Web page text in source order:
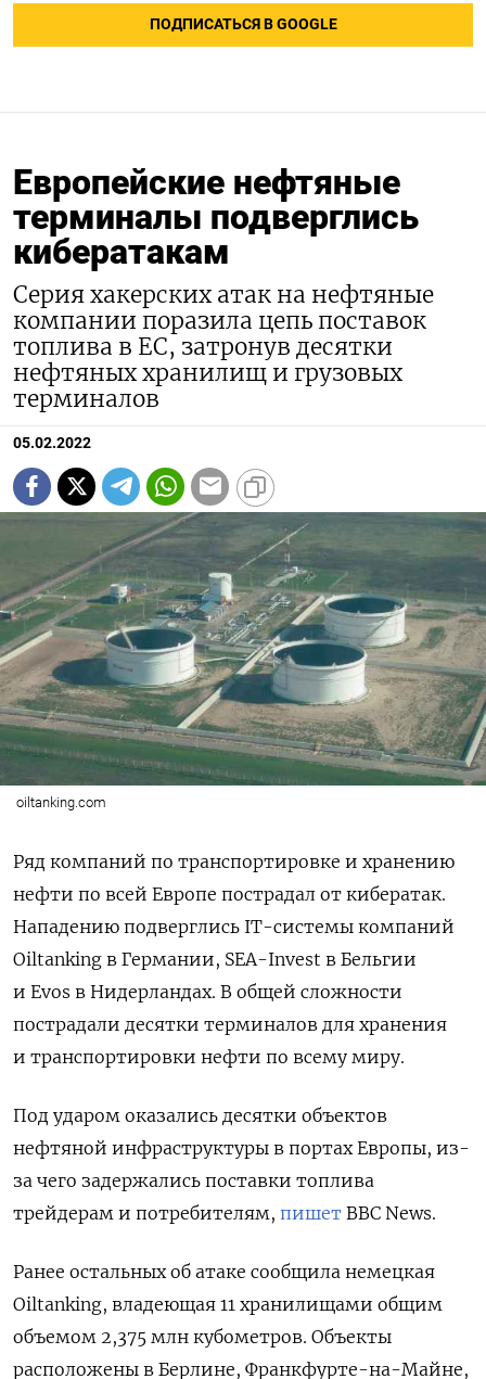
Подписывайтесь на The
Moscow Times в Telegram —
@moscowtimes_ru
ПОДПИСАТЬСЯ В GOOGLE
Европейские нефтяные
терминалы подверглись
кибератакам
Серия хакерских атак на нефтяные
компании поразила цепь поставок
топлива в ЕС, затронув десятки
нефтяных хранилищ и грузовых
терминалов
05.02.2022
oiltanking.com
Ряд компаний по транспортировке и хранению
нефти по всей Европе пострадал от кибератак.
Нападению подверглись IT-системы компаний
Oiltanking в Германии, SEA-Invest в Бельгии
и Evos в Нидерландах. В общей сложности
пострадали десятки терминалов для хранения
и транспортировки нефти по всему миру.
Под ударом оказались десятки объектов
нефтяной инфраструктуры в портах Европы, из-
за чего задержались поставки топлива
трейдерам и потребителям, пишет BBC News.
Ранее остальных об атаке сообщила немецкая
Oiltanking, владеющая 11 хранилищами общим
объемом 2,375 млн кубометров. Объекты
расположены в Берлине, Франкфурте-на-Майне,